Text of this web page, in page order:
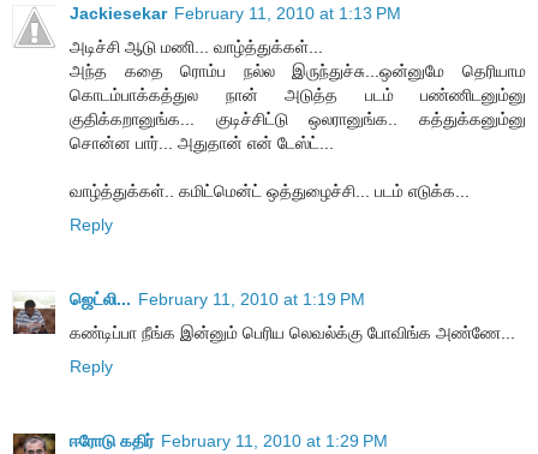
Jackiesekar February 11, 2010 at 1:13 PM
அடிச்சி ஆடு மணி... வாழ்த்துக்கள்...
அந்த கதை ரொம்ப நல்ல இருந்துச்சு...ஒன்னுமே தெரியாம
கொடம்பாக்கத்துல நான் அடுத்த படம் பண்ணிடனும்னு
குதிக்கறானுங்க... குடிச்சிட்டு ஒலரானுங்க.. கத்துக்கனும்னு
சொன்ன பார்... அதுதான் என் டேஸ்ட்...
வாழ்த்துக்கள்.. கமிட்மென்ட் ஒத்துழைச்சி... படம் எடுக்க...
Reply
ஜெட்லி... February 11, 2010 at 1:19 PM
கண்டிப்பா நீங்க இன்னும் பெரிய லெவல்க்கு போவிங்க அண்ணே...
Reply
ஈரோடு கதிர் February 11, 2010 at 1:29 PM